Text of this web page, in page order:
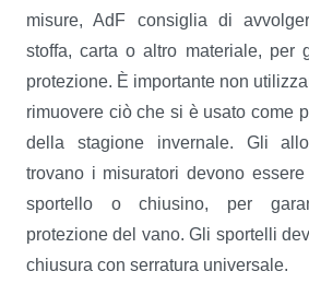
misure, AdF consiglia di
stoffa, carta o altro materiale, per
protezione. È importante non
rimuovere ciò che si è usato come
della stagione invernale. Gli
trovano i misuratori devono
sportello o chiusino, per
protezione del vano. Gli sportelli
chiusura con serratura universale.